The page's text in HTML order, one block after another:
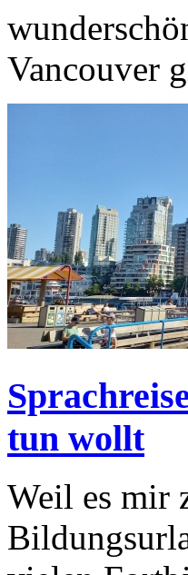
Vancouver
tun wollt
Weil es mir